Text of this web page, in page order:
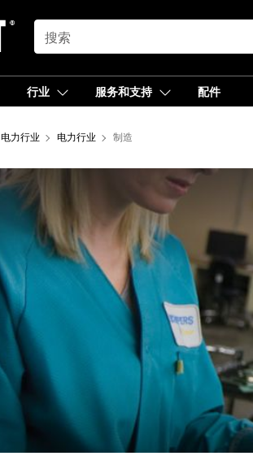
SEARCH
行业 服务和支持 配件
电力行业 电力行业 制造